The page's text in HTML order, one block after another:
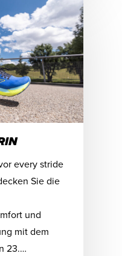
every stride
Sie die
und
mit dem
23.…